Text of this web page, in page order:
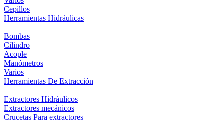
Cepillos
Herramientas Hidráulicas
+
Bombas
Cilindro
Acople
Manómetros
Varios
Herramientas De Extracción
+
Extractores Hidráulicos
Extractores mecánicos
Crucetas Para extractores